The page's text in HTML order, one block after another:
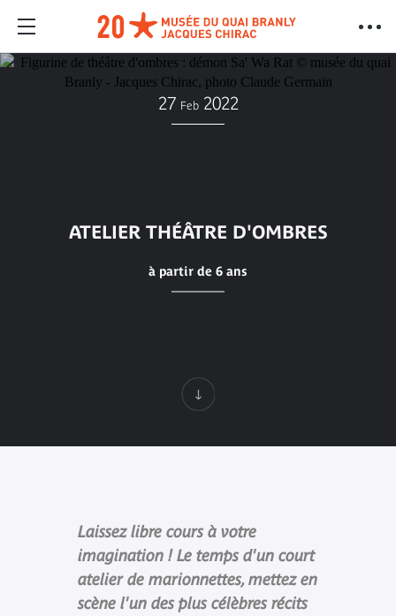
27 Feb 2022
ATELIER THÉÂTRE D'OMBRES
à partir de 6 ans
Laissez libre cours à votre
imagination ! Le temps d'un court
atelier de marionnettes, mettez en
scène l'un des plus célèbres récits